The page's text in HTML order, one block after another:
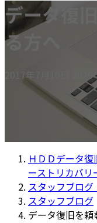
データ復
る方へ
2017年7月10日
終
新
時
:
ＨＤＤデータ
ーストリカバリ
スタッフブログ
スタッフブログ
データ復旧を